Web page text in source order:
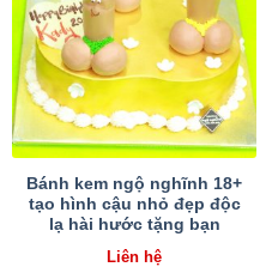
Bánh kem ngộ nghĩnh 18+
tạo hình cậu nhỏ đẹp độc
lạ hài hước tặng bạn
Liên hệ